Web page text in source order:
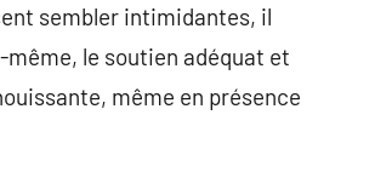
sembler intimidantes, il
même, le soutien adéquat et
même en présence